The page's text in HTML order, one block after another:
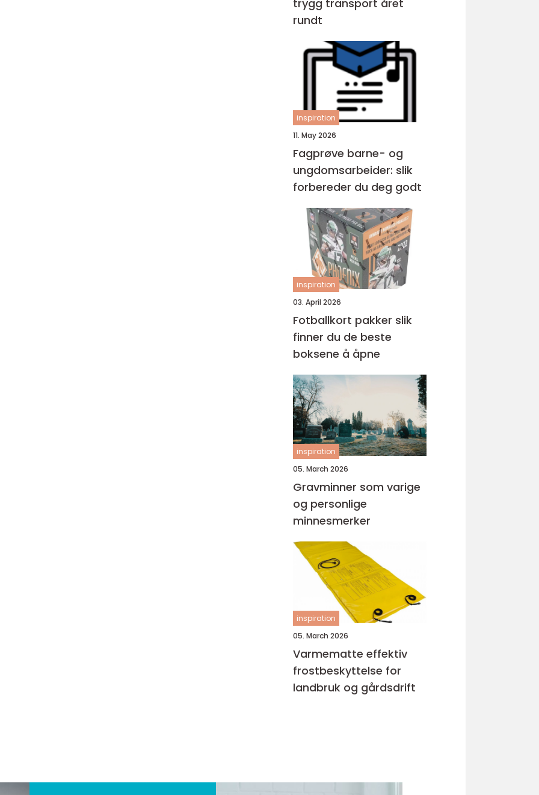
trygg transport året
rundt
inspiration
11. May 2026
Fagprøve barne- og
ungdomsarbeider: slik
forbereder du deg godt
inspiration
03. April 2026
Fotballkort pakker slik
finner du de beste
boksene å åpne
inspiration
05. March 2026
Gravminner som varige
og personlige
minnesmerker
inspiration
05. March 2026
Varmematte effektiv
frostbeskyttelse for
landbruk og gårdsdrift